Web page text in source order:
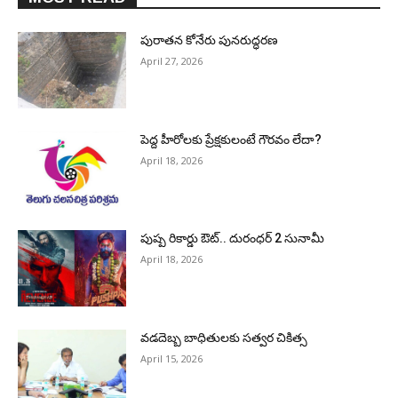
పురాత‌న కోనేరు పున‌రుద్ధ‌ర‌ణ
April 27, 2026
పెద్ద హీరోల‌కు ప్రేక్ష‌కులంటే గౌర‌వం లేదా?
April 18, 2026
పుష్ప రికార్డు ఔట్‌.. దురంధ‌ర్ 2 సునామీ
April 18, 2026
వడదెబ్బ బాధితులకు సత్వర చికిత్స
April 15, 2026